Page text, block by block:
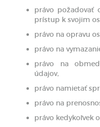
právo požadovať
prístup k svojim
právo na opravu
právo na
právo na
údajov,
právo namietať
právo na
právo kedykoľvek